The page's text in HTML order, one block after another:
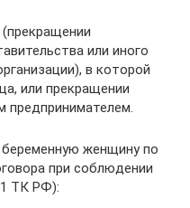
(прекращении
или иного
в которой
или прекращении
предпринимателем.
женщину по
при соблюдении
ТК РФ):